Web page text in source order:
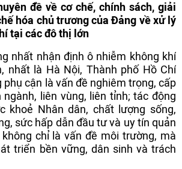
đề về cơ chế, chính sách, giải
hóa chủ trương của Đảng về xử lý
tại các đô thị lớn
nhất nhận định ô nhiễm không khí
nhất là Hà Nội, Thành phố Hồ Chí
phụ cận là vấn đề nghiêm trọng, cấp
ngành, liên vùng, liên tỉnh; tác động
khoẻ Nhân dân, chất lượng sống,
sức hấp dẫn đầu tư và uy tín quản
chỉ là vấn đề môi trường, mà
triển bền vững, dân sinh và trách